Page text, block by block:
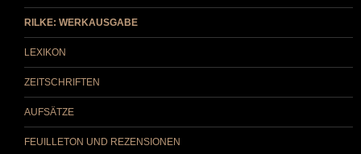
RILKE: WERKAUSGABE
LEXIKON
ZEITSCHRIFTEN
AUFSÄTZE
FEUILLETON UND REZENSIONEN